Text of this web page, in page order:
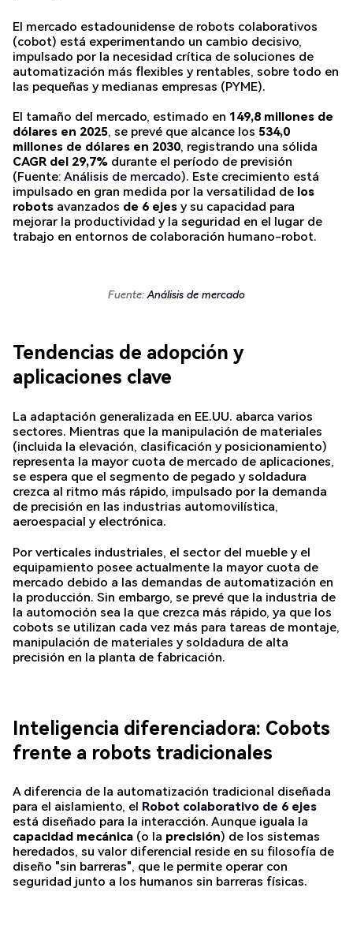
El mercado estadounidense de robots colaborativos
(cobot) está experimentando un cambio decisivo,
impulsado por la necesidad crítica de soluciones de
automatización más flexibles y rentables, sobre todo en
las pequeñas y medianas empresas (PYME).
El tamaño del mercado, estimado en 149,8 millones de
dólares en 2025, se prevé que alcance los 534,0
millones de dólares en 2030, registrando una sólida
CAGR del 29,7%durante el período de previsión
(Fuente: Análisis de mercado). Este crecimiento está
impulsado en gran medida por la versatilidad de los
robotsavanzados de 6 ejesy su capacidad para
mejorar la productividad y la seguridad en el lugar de
trabajo en entornos de colaboración humano-robot.
Fuente:Análisis de mercado
Tendencias de adopción y
aplicaciones clave
La adaptación generalizada en EE.UU. abarca varios
sectores. Mientras que la manipulación de materiales
(incluida la elevación, clasificación y posicionamiento)
representa la mayor cuota de mercado de aplicaciones,
se espera que el segmento de pegado y soldadura
crezca al ritmo más rápido, impulsado por la demanda
de precisión en las industrias automovilística,
aeroespacial y electrónica.
Por verticales industriales, el sector del mueble y el
equipamiento posee actualmente la mayor cuota de
mercado debido a las demandas de automatización en
la producción. Sin embargo, se prevé que la industria de
la automoción sea la que crezca más rápido, ya que los
cobots se utilizan cada vez más para tareas de montaje,
manipulación de materiales y soldadura de alta
precisión en la planta de fabricación.
Inteligencia diferenciadora: Cobots
frente a robots tradicionales
A diferencia de la automatización tradicional diseñada
para el aislamiento, el Robot colaborativo de 6 ejes
está diseñado para la interacción. Aunque iguala la
capacidad mecánica(o la precisión) de los sistemas
heredados, su valor diferencial reside en su filosofía de
diseño "sin barreras", que le permite operar con
seguridad junto a los humanos sin barreras físicas.